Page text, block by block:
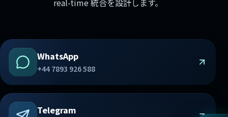
real-time 統合を設計します。
WhatsApp
+44 7893 926 588
Telegram